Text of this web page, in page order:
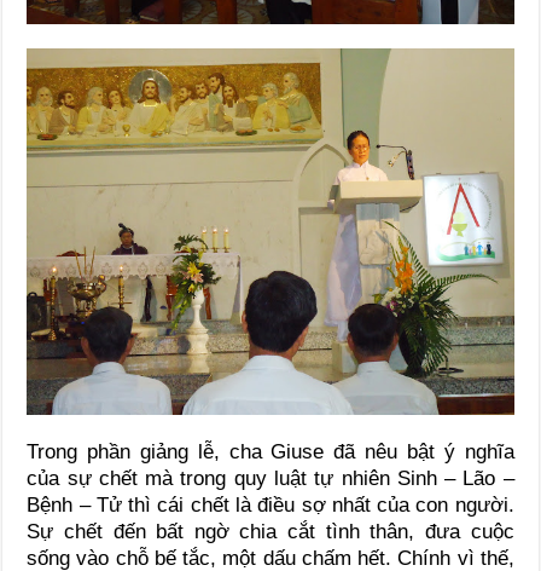
Trong phần giảng lễ, cha Giuse đã nêu bật ý nghĩa
của sự chết mà trong quy luật tự nhiên Sinh – Lão –
Bệnh – Tử thì cái chết là điều sợ nhất của con người.
Sự chết đến bất ngờ chia cắt tình thân, đưa cuộc
sống vào chỗ bế tắc, một dấu chấm hết. Chính vì thế,